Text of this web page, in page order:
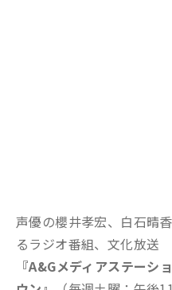
声優の櫻井孝宏、白石晴
るラジオ番組、文化放送
『A&Gメディアステーシ